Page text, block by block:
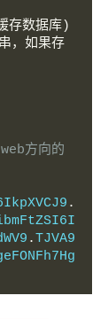
存数据库)
，如果存
方向的
.
.TJVA9